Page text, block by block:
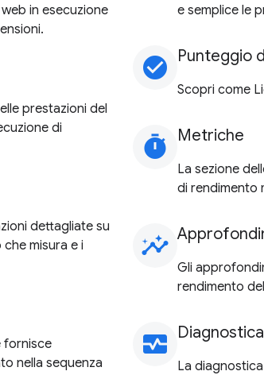
in esecuzione
prestazioni del
di
dettagliate su
misura e i
fornisce
nella sequenza
e semplice le
check_circle Punteggio
Scopri come
timer Metriche
La sezione
di rendimento
insights
Gli
rendimento
monitor_heart Diagnostica
La